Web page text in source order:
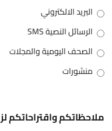
البريد الالكتروني
الرسائل النصية SMS
الصحف اليومية والمجلات
منشورات
ملاحظاتكم واقتراحاتكم